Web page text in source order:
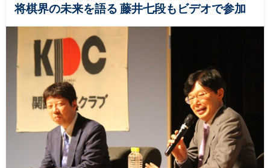
将棋界の未来を語る 藤井七段もビデオで参加